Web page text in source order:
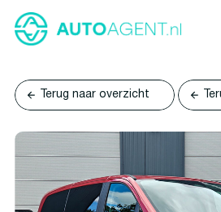
Terug naar overzicht